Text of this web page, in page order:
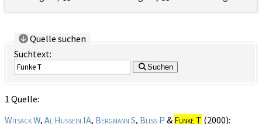
Quelle suchen
Suchtext:
Suchen
1 Quelle:
Witsack W, Al Hussein IA, Bergmann S, Bliss P & Funke T (2000):